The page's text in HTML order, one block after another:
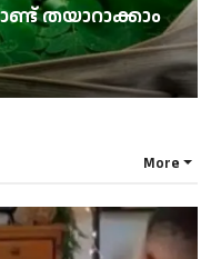
തയാറാക്കാം
More